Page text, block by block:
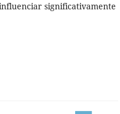
significativamente